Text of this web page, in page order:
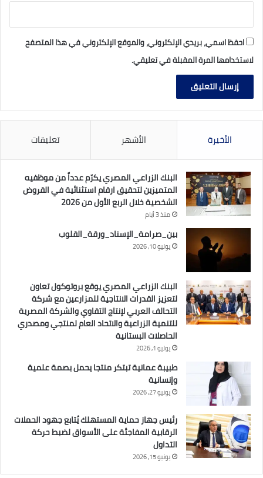
احفظ اسمي، بريدي الإلكتروني، والموقع الإلكتروني في هذا المتصفح
لاستخدامها المرة المقبلة في تعليقي.
الأخيرة الأشهر تعليقات
البنك الزراعي المصري يكرّم عدداً من موظفيه
المتميزين لتحقيق ارقام استثنائية في القروض
الشخصية خلال الربع الأول من 2026
منذ 3 أيام
بين_صرامة_الإسناد_ورقة_القلوب
يوليو 10, 2026
البنك الزراعي المصري يوقع بروتوكول تعاون
لتعزيز القدرات الانتاجية للمزارعين مع شركة
التحالف العربي لإنتاج التقاوي والشركة المصرية
للتنمية الزراعية والاتحاد العام لمنتجي ومصدري
الحاصلات البستانية
يوليو 1, 2026
طبيبة عمانية تبتكر منتجا يحمل بصمة علمية
وإنسانية
يونيو 27, 2026
رئيس جهاز حماية المستهلك يُتابع جهود الحملات
الرقابية المفاجئة على الأسواق لضبط حركة
التداول
يونيو 15, 2026